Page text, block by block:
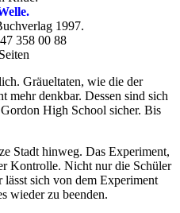
1997.
358 00 88
Gräueltaten, wie die der
mehr denkbar. Dessen sind sich
High School sicher. Bis
Stadt hinweg. Das Experiment,
Kontrolle. Nicht nur die Schüler
sich von dem Experiment
wieder zu beenden.